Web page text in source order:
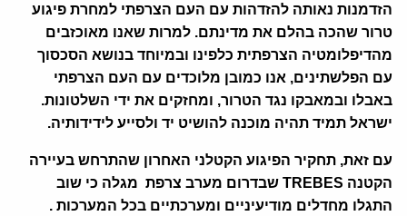
הזדמנות נאותה להזדהות עם העם הצרפתי למחרת פיגוע
טרור שהכה בהלם את מדינתם. למרות שאנו מאוכזבים
מהדיפלומטיה הצרפתית כלפינו ובמיוחד בנושא הסכסוך
עם הפלשתינים, אנו כמובן מלוכדים עם העם הצרפתי
באבלו ובמאבקו נגד הטרור, ומחזקים את ידי השלטונות.
ישראל תמיד תהיה מוכנה להושיט יד ולסייע לידידותיה.
עם זאת, תחקיר הפיגוע הקטלני האחרון שהתרחש בעיירה
הקטנה TREBES שבדרום מערב צרפת מגלה כי שוב
התגלו מחדלים מודיעיניים ומערכתיים בכל המערכות .